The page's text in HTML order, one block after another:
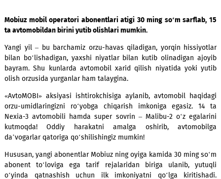
ta avtomobildan birini yutib olishlari mumkin.
Yangi yil – bu barchamiz orzu-havas qiladigan, yorqin
bilan bo‘lishadigan, yaxshi niyatlar bilan kutib olinadigan
bayram. Shu kunlarda avtomobil xarid qilish niyatida
olish orzusida yurganlar ham talaygina.
«AvtoMOBI» aksiyasi ishtirokchisiga aylanib, avtomobil
orzu-umidlaringizni ro‘yobga chiqarish imkoniga egasiz.
kutmoqda! Oddiy harakatni amalga oshirib,
da’vogarlar qatoriga qo‘shilishingiz mumkin!